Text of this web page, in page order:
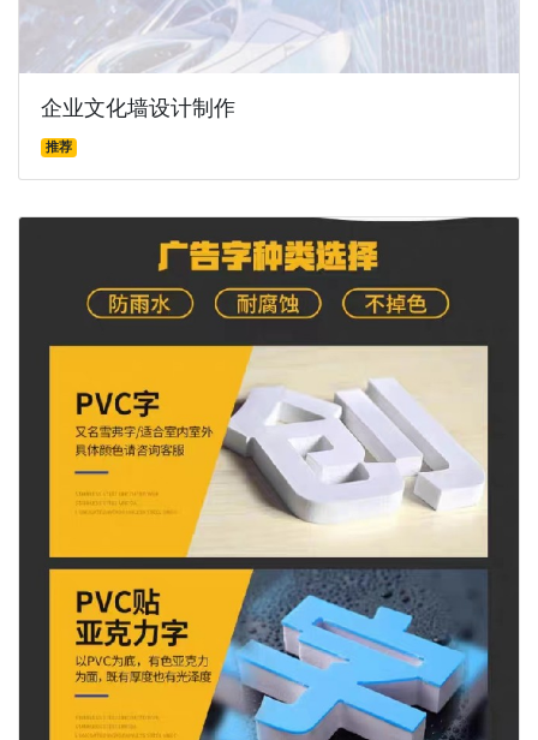
企业文化墙设计制作
推荐